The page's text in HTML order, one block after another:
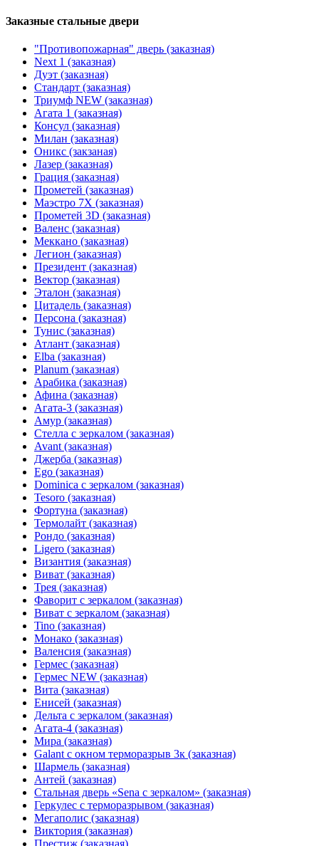
Заказные стальные двери
"Противопожарная" дверь (заказная)
Next 1 (заказная)
Дуэт (заказная)
Стандарт (заказная)
Триумф NEW (заказная)
Агата 1 (заказная)
Консул (заказная)
Милан (заказная)
Оникс (закзаная)
Лазер (заказная)
Грация (заказная)
Прометей (заказная)
Маэстро 7Х (заказная)
Прометей 3D (заказная)
Валенс (заказная)
Меккано (заказная)
Легион (заказная)
Президент (заказная)
Вектор (заказная)
Эталон (заказная)
Цитадель (заказная)
Персона (заказная)
Тунис (заказная)
Атлант (заказная)
Elba (заказная)
Planum (заказная)
Арабика (заказная)
Афина (заказная)
Агата-3 (заказная)
Амур (заказная)
Стелла с зеркалом (заказная)
Avant (заказная)
Джерба (заказная)
Ego (заказная)
Dominica с зеркалом (заказная)
Tesoro (заказная)
Фортуна (заказная)
Термолайт (заказная)
Рондо (заказная)
Ligero (заказная)
Византия (заказная)
Виват (заказная)
Трея (заказная)
Фаворит с зеркалом (заказная)
Виват с зеркалом (заказная)
Tino (заказная)
Монако (заказная)
Валенсия (заказная)
Гермес (заказная)
Гермес NEW (заказная)
Вита (заказная)
Енисей (заказная)
Дельта с зеркалом (заказная)
Агата-4 (заказная)
Мира (заказная)
Galant с окном терморазрыв 3к (заказная)
Шармель (заказная)
Антей (заказная)
Стальная дверь «Sena с зеркалом» (заказная)
Геркулес с терморазрывом (заказная)
Мегаполис (заказная)
Виктория (заказная)
Престиж (заказная)